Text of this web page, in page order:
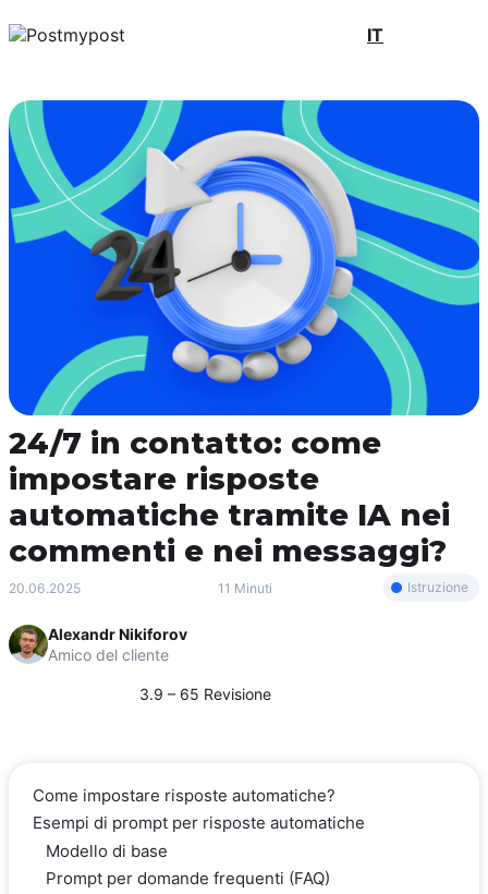
IT
24/7 in contatto: come
impostare risposte
automatiche tramite IA nei
commenti e nei messaggi?
20.06.2025 11 Minuti Istruzione
Alexandr Nikiforov
Amico del cliente
3.9 – 65 Revisione
Come impostare risposte automatiche?
Esempi di prompt per risposte automatiche
Modello di base
Prompt per domande frequenti (FAQ)